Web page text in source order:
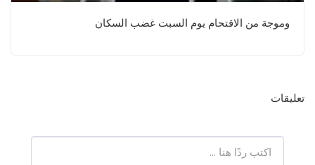
وموجة من الاقتحام يوم السبت غضب السكان
تعليقات